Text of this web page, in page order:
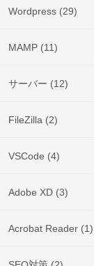
Wordpress (29)
MAMP (11)
サーバー (12)
FileZilla (2)
VSCode (4)
Adobe XD (3)
Acrobat Reader (1)